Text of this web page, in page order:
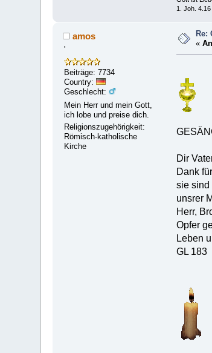
1. Joh. 4.16
amos
'
Beiträge: 7734
Country:
Geschlecht:
Mein Herr und mein Gott,
ich lobe und preise dich.
Religionszugehörigkeit:
Römisch-katholische
Kirche
Re:
«
Dir
Dank
sie sind
unsrer
Herr,
Opfer
Leben
GL 183